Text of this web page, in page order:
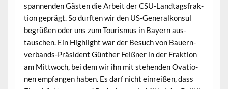
span­nen­den Gästen die Arbeit der CSU-Land­tags­frak­
tion geprägt. So durften wir den US-Gen­er­alkon­sul
begrüßen oder uns zum Touris­mus in Bay­ern aus­
tauschen. Ein High­light war der Besuch von Bauern­
ver­bands-Präsi­dent Gün­ther Felßn­er in der Frak­tion
am Mittwoch, bei dem wir ihn mit ste­hen­den Ova­tio­
nen emp­fan­gen haben. Es darf nicht ein­reißen, dass